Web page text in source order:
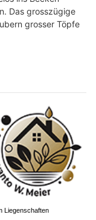
Das grosszügige
grosser Töpfe
Liegenschaften